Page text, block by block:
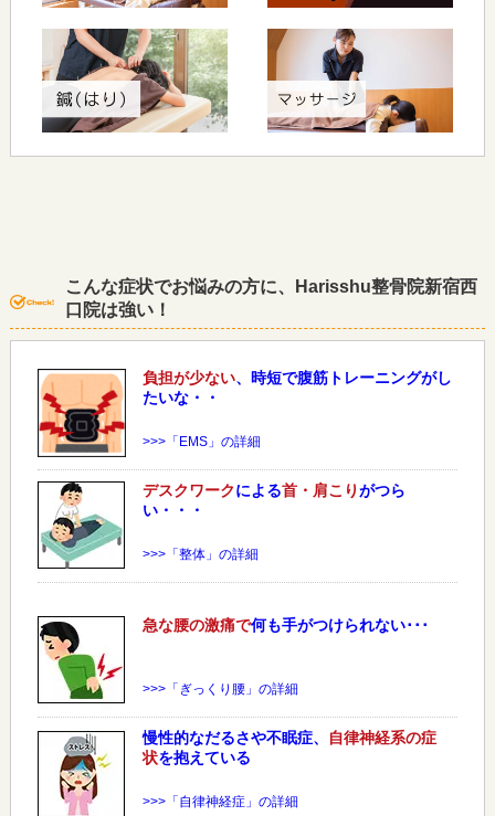
こんな症状でお悩みの方に、Harisshu整骨院新宿西
口院は強い！
負担が少ない、時短で腹筋トレーニングがし
たいな・・
>>>「EMS」の詳細
デスクワークによる首・肩こりがつら
い・・・
>>>「整体」の詳細
急な腰の激痛で何も手がつけられない･･･
>>>「ぎっくり腰」の詳細
慢性的なだるさや不眠症、
自律神経系の症
状を抱えている
>>>「自律神経症」の詳細